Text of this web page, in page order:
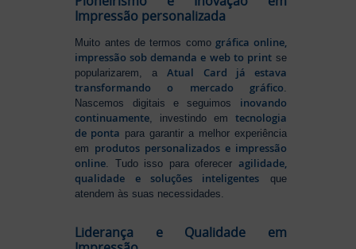
Impressão personalizada
Muito antes de termos como gráfica online,
impressão sob demanda e web to printse
popularizarem, aAtual Card já estava
transformando o mercado gráfico
Nascemos digitais e seguimos inovando
continuamente , investindo em tecnologia
de ponta para garantir a melhor experiência
em produtos personalizados e impressão
online . Tudo isso para oferecer agilidade,
qualidade e soluções inteligentes que
atendem às suas necessidades.
Liderança e Qualidade em